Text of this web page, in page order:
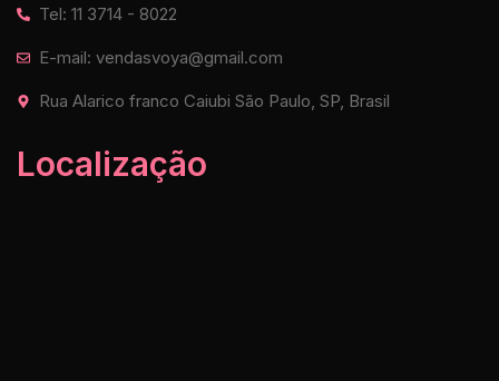
Tel: 11 3714 - 8022
E-mail: vendasvoya@gmail.com
Rua Alarico franco Caiubi São Paulo, SP, Brasil
Localização